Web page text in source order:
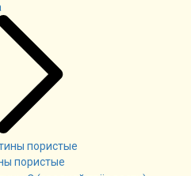
пористые